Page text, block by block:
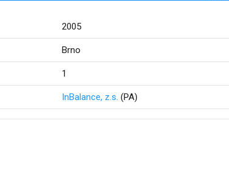
2005
Brno
1
InBalance, z.s. (PA)